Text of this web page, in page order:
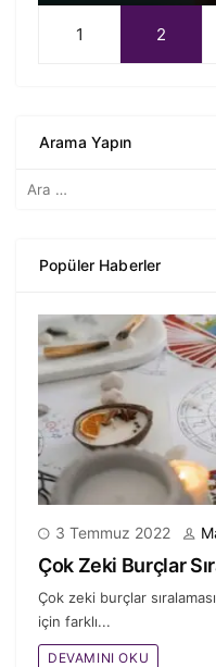
Arama Yapın
Popüler Haberler
3 Temmuz 2022
Çok Zeki Burçlar
Çok zeki burçlar
için farklı...
DEVAMINI OKU